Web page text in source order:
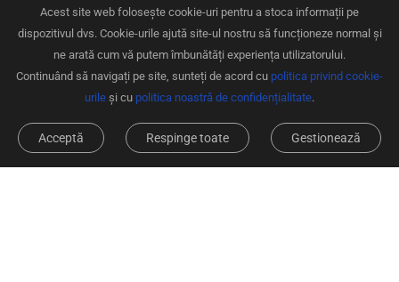
Acest site web folosește cookie-uri pentru a stoca informații pe
dispozitivul dvs. Cookie-urile ajută site-ul nostru să funcționeze normal și
ne arată cum vă putem îmbunătăți experiența utilizatorului.
Continuând să navigați pe site, sunteți de acord cu politica privind cookie-
urile și cu politica noastră de confidențialitate.
Gestionează
Respinge toate
Acceptă